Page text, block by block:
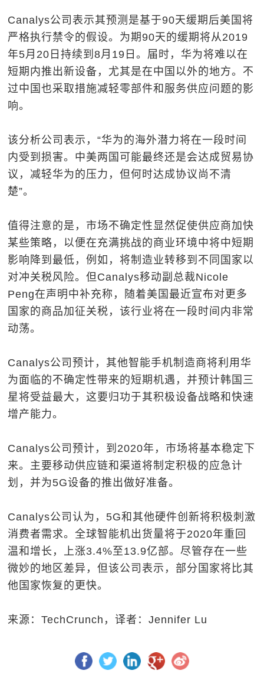
Canalys公司表示其预测是基于90天缓期后美国将
严格执行禁令的假设。为期90天的缓期将从2019
年5月20日持续到8月19日。届时，华为将难以在
短期内推出新设备，尤其是在中国以外的地方。不
过中国也采取措施减轻零部件和服务供应问题的影
响。
该分析公司表示，“华为的海外潜力将在一段时间
内受到损害。中美两国可能最终还是会达成贸易协
议，减轻华为的压力，但何时达成协议尚不清
楚”。
值得注意的是，市场不确定性显然促使供应商加快
某些策略，以便在充满挑战的商业环境中将中短期
影响降到最低，例如，将制造业转移到不同国家以
对冲关税风险。但Canalys移动副总裁Nicole
Peng在声明中补充称，随着美国最近宣布对更多
国家的商品加征关税，该行业将在一段时间内非常
动荡。
Canalys公司预计，其他智能手机制造商将利用华
为面临的不确定性带来的短期机遇，并预计韩国三
星将受益最大，这要归功于其积极设备战略和快速
增产能力。
Canalys公司预计，到2020年，市场将基本稳定下
来。主要移动供应链和渠道将制定积极的应急计
划，并为5G设备的推出做好准备。
Canalys公司认为，5G和其他硬件创新将积极刺激
消费者需求。全球智能机出货量将于2020年重回
温和增长，上涨3.4%至13.9亿部。尽管存在一些
微妙的地区差异，但该公司表示，部分国家将比其
他国家恢复的更快。
来源：TechCrunch，译者：Jennifer Lu